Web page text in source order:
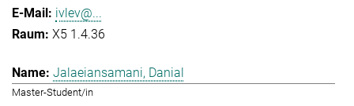
ivlev@...
X5 1.4.36
Jalaeiansamani, Danial
Master-Student/in